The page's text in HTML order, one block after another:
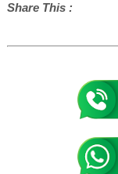
Share This :